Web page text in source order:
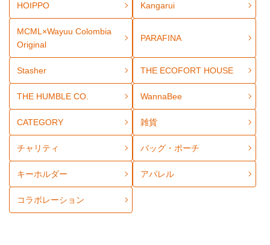
HOIPPO Kangarui
MCML×Wayuu Colombia
Original
PARAFINA
Stasher THE ECOFORT HOUSE
THE HUMBLE CO. WannaBee
CATEGORY 雑貨
チャリティ バッグ・ポーチ
キーホルダー アパレル
コラボレーション